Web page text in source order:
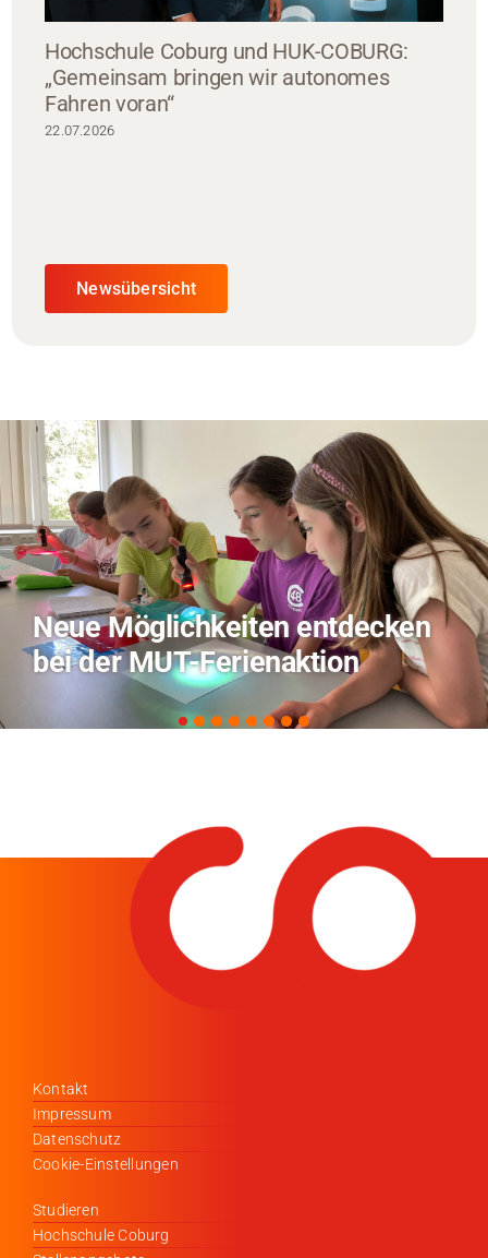
Hochschule Coburg und HUK-COBURG:
„Gemeinsam bringen wir autonomes
Fahren voran“
22.07.2026
Newsübersicht
TVO berichtet über Forschung
zu KI in der Landwirtschaft
Kontakt
Impressum
Datenschutz
Cookie-Einstellungen
Studieren
Hochschule Coburg